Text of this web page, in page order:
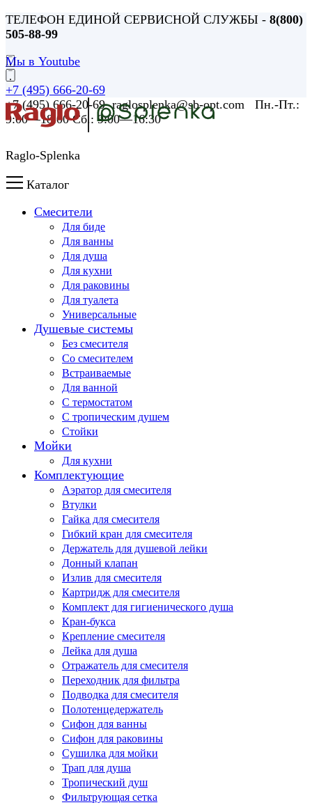
ТЕЛЕФОН ЕДИНОЙ СЕРВИСНОЙ СЛУЖБЫ - 8(800)
505-88-99
Мы в Youtube
+7 (495) 666-20-69 raglosplenka@sb-opt.com Пн.-Пт.:
9:00—18:00 Сб.: 9:00—16:30
+7 (495) 666-20-69
Raglo-Splenka
Каталог
Смесители
Для биде
Для ванны
Для душа
Для кухни
Для раковины
Для туалета
Универсальные
Душевые системы
Без смесителя
Со смесителем
Встраиваемые
Для ванной
С термостатом
С тропическим душем
Стойки
Мойки
Для кухни
Комплектующие
Аэратор для смесителя
Втулки
Гайка для смесителя
Гибкий кран для смесителя
Держатель для душевой лейки
Донный клапан
Излив для смесителя
Картридж для смесителя
Комплект для гигиенического душа
Кран-букса
Крепление смесителя
Лейка для душа
Отражатель для смесителя
Переходник для фильтра
Подводка для смесителя
Полотенцедержатель
Сифон для ванны
Сифон для раковины
Сушилка для мойки
Трап для душа
Тропический душ
Фильтрующая сетка